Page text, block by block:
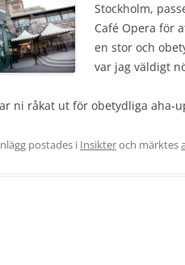
Stockholm,
Café Opera för
en stor och
var jag väldigt
ni råkat ut för obetydliga aha-
postades i Insikteroch märktes